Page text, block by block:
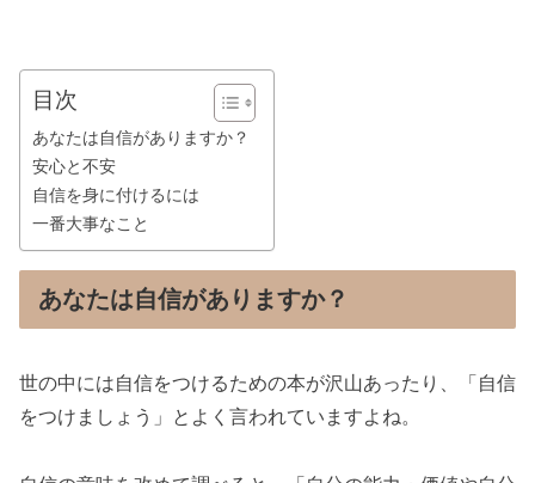
目次
あなたは自信がありますか？
安心と不安
自信を身に付けるには
一番大事なこと
あなたは自信がありますか？
世の中には自信をつけるための本が沢山あったり、「自信
をつけましょう」とよく言われていますよね。